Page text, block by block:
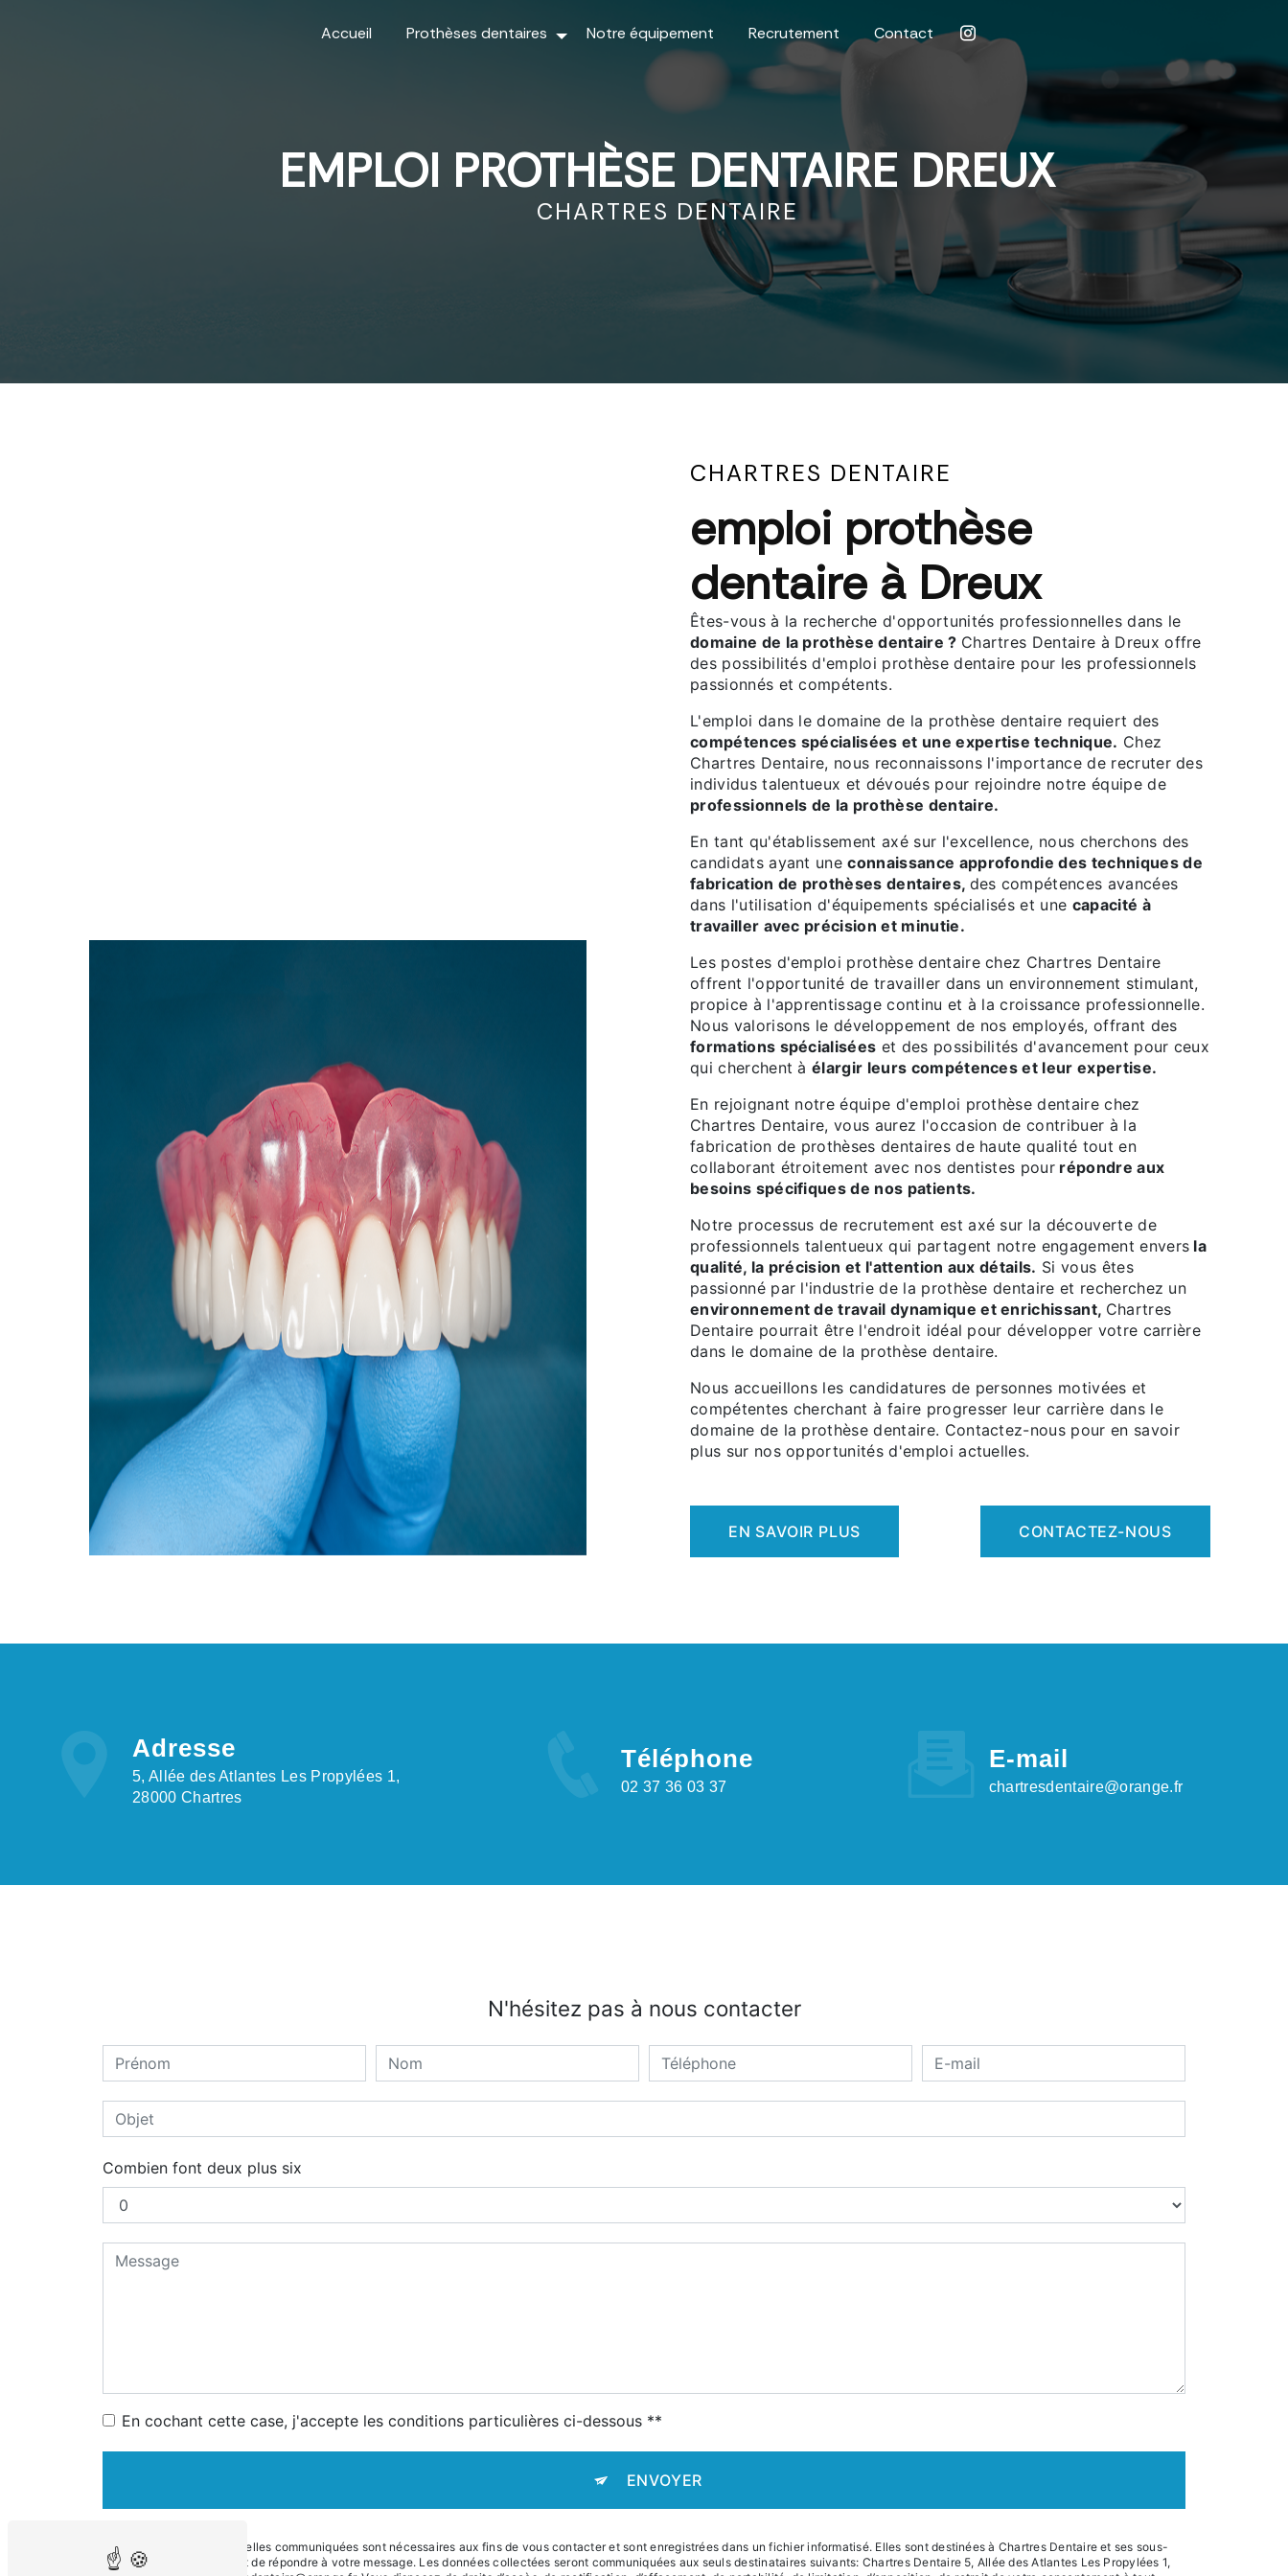
Accueil Prothèses dentaires Notre équipement Recrutement Contact
EMPLOI PROTHÈSE DENTAIRE DREUX
CHARTRES DENTAIRE
CHARTRES DENTAIRE
emploi prothèse
dentaire à Dreux
Êtes-vous à la recherche d'opportunités professionnelles dans le
domaine de la prothèse dentaire ? Chartres Dentaire à Dreux offre
des possibilités d'emploi prothèse dentaire pour les professionnels
passionnés et compétents.
L'emploi dans le domaine de la prothèse dentaire requiert des
compétences spécialisées et une expertise technique. Chez
Chartres Dentaire, nous reconnaissons l'importance de recruter des
individus talentueux et dévoués pour rejoindre notre équipe de
professionnels de la prothèse dentaire.
En tant qu'établissement axé sur l'excellence, nous cherchons des
candidats ayant uneconnaissance approfondie des techniques de
fabrication de prothèses dentaires, des compétences avancées
dans l'utilisation d'équipements spécialisés et une capacité à
travailler avec précision et minutie.
Les postes d'emploi prothèse dentaire chez Chartres Dentaire
offrent l'opportunité de travailler dans un environnement stimulant,
propice à l'apprentissage continu et à la croissance professionnelle.
Nous valorisons le développement de nos employés, offrant des
formations spécialisées et des possibilités d'avancement pour ceux
qui cherchent àélargir leurs compétences et leur expertise.
En rejoignant notre équipe d'emploi prothèse dentaire chez
Chartres Dentaire, vous aurez l'occasion de contribuer à la
fabrication de prothèses dentaires de haute qualité tout en
collaborant étroitement avec nos dentistes pour répondre aux
besoins spécifiques de nos patients.
Notre processus de recrutement est axé sur la découverte de
professionnels talentueux qui partagent notre engagement envers la
qualité, la précision et l'attention aux détails. Si vous êtes
passionné par l'industrie de la prothèse dentaire et recherchez un
environnement de travail dynamique et enrichissant, Chartres
Dentaire pourrait être l'endroit idéal pour développer votre carrière
dans le domaine de la prothèse dentaire.
Nous accueillons les candidatures de personnes motivées et
compétentes cherchant à faire progresser leur carrière dans le
domaine de la prothèse dentaire. Contactez-nous pour en savoir
plus sur nos opportunités d'emploi actuelles.
EN SAVOIR PLUS CONTACTEZ-NOUS
Adresse
5, Allée des Atlantes Les Propylées 1,
28000 Chartres
Téléphone
02 37 36 03 37
E-mail
chartresdentaire@orange.fr
N'hésitez pas à nous contacter
Combien font deux plus six
En cochant cette case, j'accepte les conditions particulières ci-dessous **
ENVOYER
** Les données personnelles communiquées sont nécessaires aux fins de vous contacter et sont enregistrées dans un fichier informatisé. Elles sont destinées à Chartres Dentaire et ses sous-
traitants dans le seul but de répondre à votre message. Les données collectées seront communiquées aux seuls destinataires suivants: Chartres Dentaire 5, Allée des Atlantes Les Propylées 1,